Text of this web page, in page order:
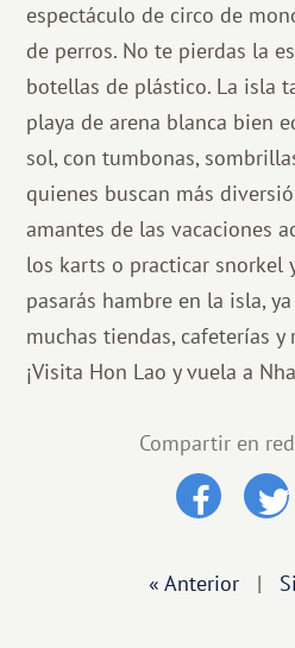
espectáculo de circo de
de perros. No te pierdas la
botellas de plástico. La isla
playa de arena blanca bien
sol, con tumbonas,
quienes buscan más
amantes de las vacaciones
los karts o practicar snorkel
pasarás hambre en la isla,
muchas tiendas, cafeterías y
¡Visita Hon Lao y vuela a
Compartir en
« Anterior |